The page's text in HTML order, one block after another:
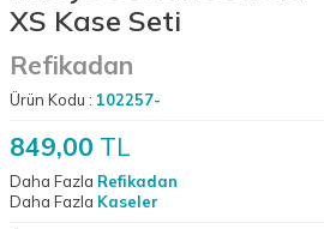
XS Kase Seti
Refikadan
Ürün Kodu : 102257-
849,00 TL
Daha Fazla Refikadan
Daha Fazla Kaseler